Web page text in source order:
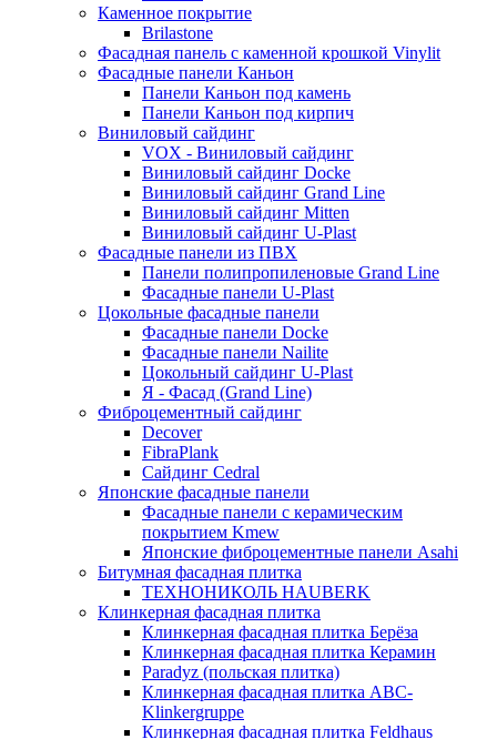
Каменное покрытие
Brilastone
Фасадная панель с каменной крошкой Vinylit
Фасадные панели Каньон
Панели Каньон под камень
Панели Каньон под кирпич
Виниловый сайдинг
VOX - Виниловый сайдинг
Виниловый сайдинг Docke
Виниловый сайдинг Grand Line
Виниловый сайдинг Mitten
Виниловый сайдинг U-Plast
Фасадные панели из ПВХ
Панели полипропиленовые Grand Line
Фасадные панели U-Plast
Цокольные фасадные панели
Фасадные панели Docke
Фасадные панели Nailite
Цокольный сайдинг U-Plast
Я - Фасад (Grand Line)
Фиброцементный сайдинг
Decover
FibraPlank
Сайдинг Cedral
Японские фасадные панели
Фасадные панели с керамическим
покрытием Kmew
Японские фиброцементные панели Asahi
Битумная фасадная плитка
ТЕХНОНИКОЛЬ HAUBERK
Клинкерная фасадная плитка
Клинкерная фасадная плитка Берёза
Клинкерная фасадная плитка Керамин
Paradyz (польская плитка)
Клинкерная фасадная плитка ABC-
Klinkergruppe
Клинкерная фасадная плитка Feldhaus